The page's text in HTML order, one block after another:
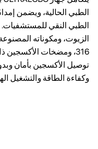
الطبي الحالية، ويضمن
الطبي النقي
316، ومضخات
توصيل الأكسجين بأمان
وكفاءة الطاقة والتشغيل